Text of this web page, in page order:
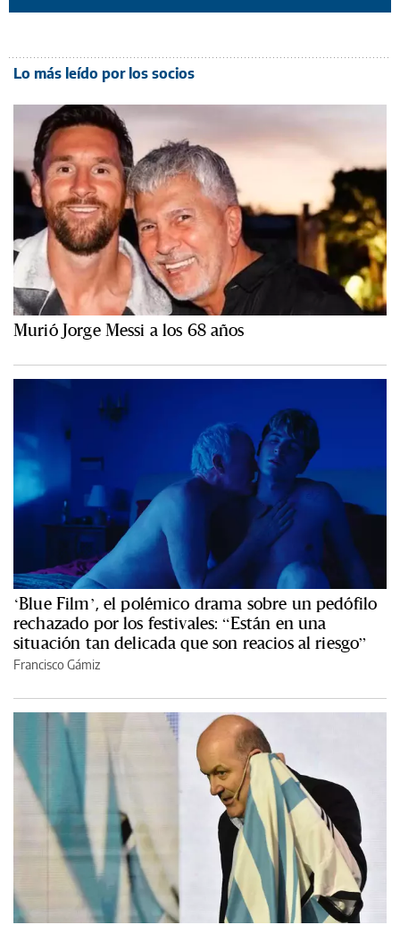
Lo más leído por los socios
Murió Jorge Messi a los 68 años
‘Blue Film’, el polémico drama sobre un pedófilo
rechazado por los festivales: “Están en una
situación tan delicada que son reacios al riesgo”
Francisco Gámiz